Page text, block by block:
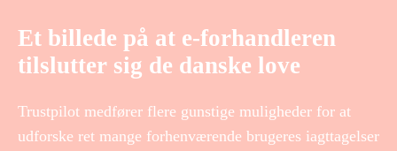
Et billede på at e-forhandleren
tilslutter sig de danske love
Trustpilot medfører flere gunstige muligheder for at
udforske ret mange forhenværende brugeres iagttagelser